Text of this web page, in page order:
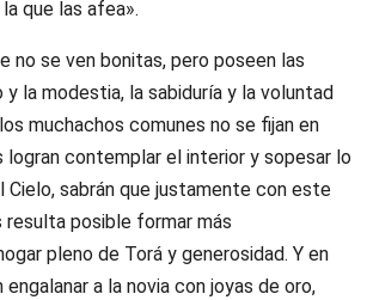
que las afea».
no se ven bonitas, pero poseen las
la modestia, la sabiduría y la voluntad
muchachos comunes no se fijan en
logran contemplar el interior y sopesar lo
Cielo, sabrán que justamente con este
resulta posible formar más
pleno de Torá y generosidad. Y en
a la novia con joyas de oro,